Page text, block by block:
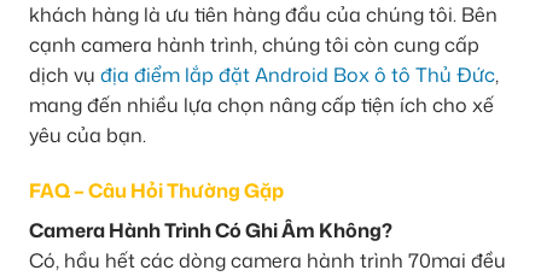
khách hàng là ưu tiên hàng đầu của chúng tôi. Bên
cạnh camera hành trình, chúng tôi còn cung cấp
dịch vụ địa điểm lắp đặt Android Box ô tô Thủ Đức,
mang đến nhiều lựa chọn nâng cấp tiện ích cho xế
yêu của bạn.
FAQ – Câu Hỏi Thường Gặp
Camera Hành Trình Có Ghi Âm Không?
Có, hầu hết các dòng camera hành trình 70mai đều